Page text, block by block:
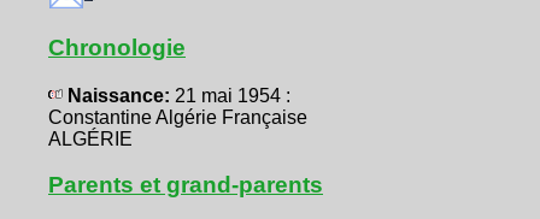
Chronologie
Naissance: 21 mai 1954 :
Constantine Algérie Française
ALGÉRIE
Parents et grand-parents